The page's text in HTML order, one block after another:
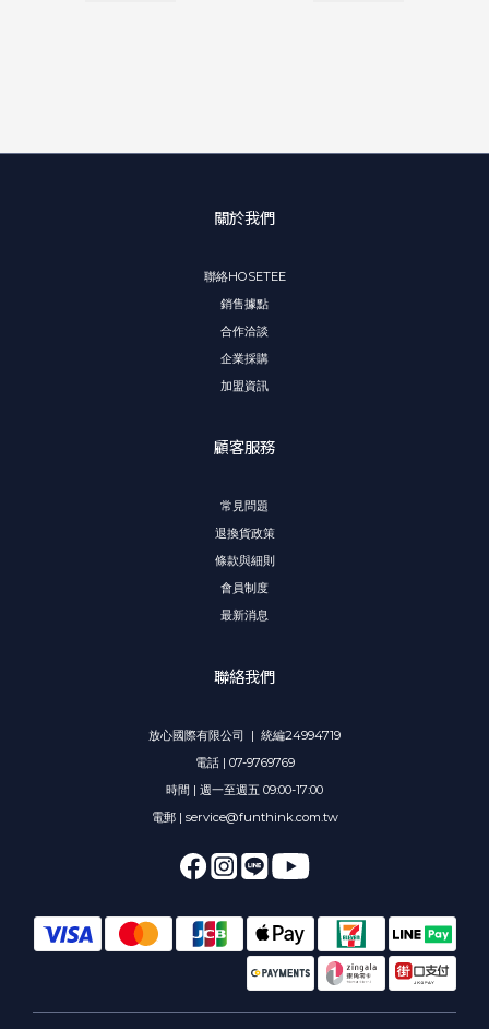
關於我們
聯絡HOSETEE
銷售據點
合作洽談
企業採購
加盟資訊
顧客服務
常見問題
退換貨政策
條款與細則
會員制度
最新消息
聯絡我們
放心國際有限公司 | 統編24994719
電話 | 07-9769769
時間 | 週一至週五 09:00-17:00
電郵 | service@funthink.com.tw